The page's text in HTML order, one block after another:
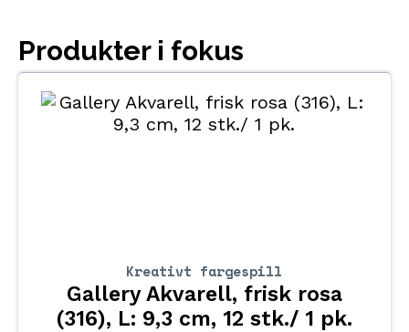
Produkter i fokus
Kreativt fargespill
Gallery Akvarell, frisk rosa
(316), L: 9,3 cm, 12 stk./ 1 pk.